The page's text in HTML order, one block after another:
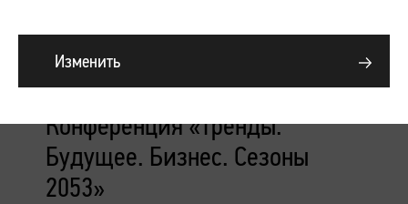
Подробнее
Конференция «Тренды.
Будущее. Бизнес. Сезоны
2053»
Изменить